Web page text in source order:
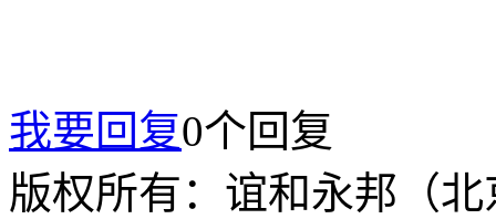
我要回复0个回复
版权所有：谊和永邦（